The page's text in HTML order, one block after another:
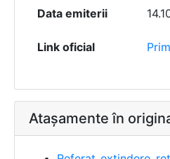
Data emiterii
Link oficial
Atașamente în